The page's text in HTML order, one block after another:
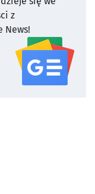
z
News!
serwisu